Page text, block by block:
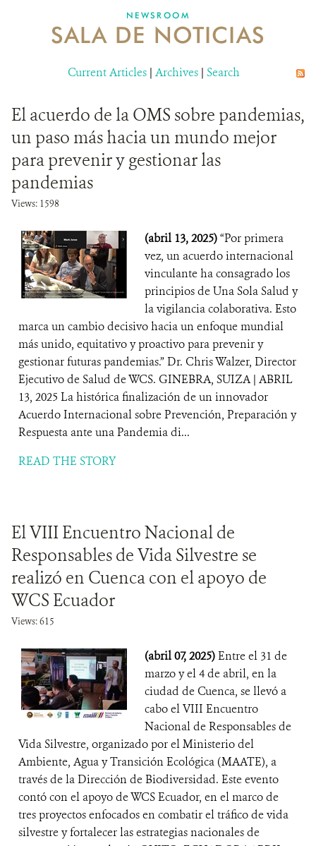
MECANISMO DE ATENCIÓN DE QUEJAS Y RECLAMOS
DONA
NEWSROOM
SALA DE NOTICIAS
Current Articles | Archives | Search
El acuerdo de la OMS sobre pandemias,
un paso más hacia un mundo mejor
para prevenir y gestionar las
pandemias
Views: 1598
(abril 13, 2025)“Por primera
vez, un acuerdo internacional
vinculante ha consagrado los
principios de Una Sola Salud y
la vigilancia colaborativa. Esto
marca un cambio decisivo hacia un enfoque mundial
más unido, equitativo y proactivo para prevenir y
gestionar futuras pandemias.” Dr. Chris Walzer, Director
Ejecutivo de Salud de WCS. GINEBRA, SUIZA | ABRIL
13, 2025 La histórica finalización de un innovador
Acuerdo Internacional sobre Prevención, Preparación y
Respuesta ante una Pandemia di...
READ THE STORY
El VIII Encuentro Nacional de
Responsables de Vida Silvestre se
realizó en Cuenca con el apoyo de
WCS Ecuador
Views: 615
(abril 07, 2025)Entre el 31 de
marzo y el 4 de abril, en la
ciudad de Cuenca, se llevó a
cabo el VIII Encuentro
Nacional de Responsables de
Vida Silvestre, organizado por el Ministerio del
Ambiente, Agua y Transición Ecológica (MAATE), a
través de la Dirección de Biodiversidad. Este evento
contó con el apoyo de WCS Ecuador, en el marco de
tres proyectos enfocados en combatir el tráfico de vida
silvestre y fortalecer las estrategias nacionales de